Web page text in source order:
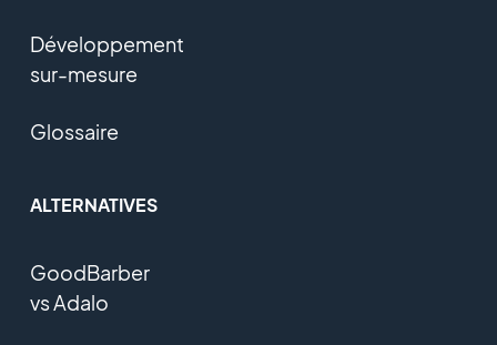
Développement
sur-mesure
Glossaire
ALTERNATIVES
GoodBarber
vs Adalo